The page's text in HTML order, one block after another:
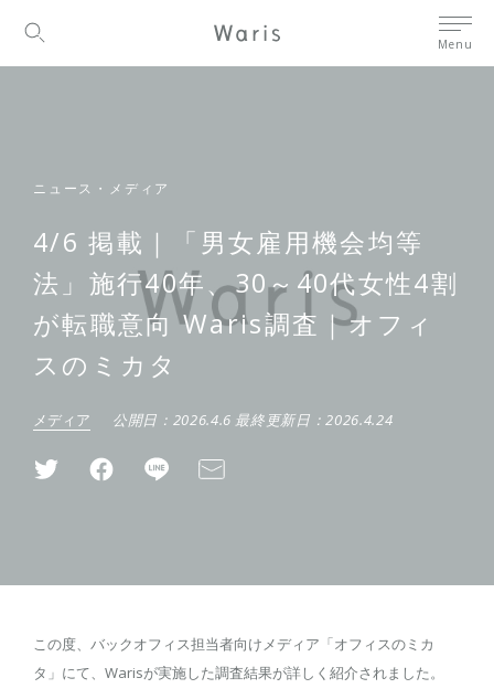
Menu
ニュース・メディア
4/6 掲載｜「男女雇用機会均等
法」施行40年、30～40代女性4割
が転職意向 Waris調査｜オフィ
スのミカタ
メディア 公開日： 2026.4.6 最終更新日：2026.4.24
この度、バックオフィス担当者向けメディア「オフィスのミカ
タ」にて、Warisが実施した調査結果が詳しく紹介されました。